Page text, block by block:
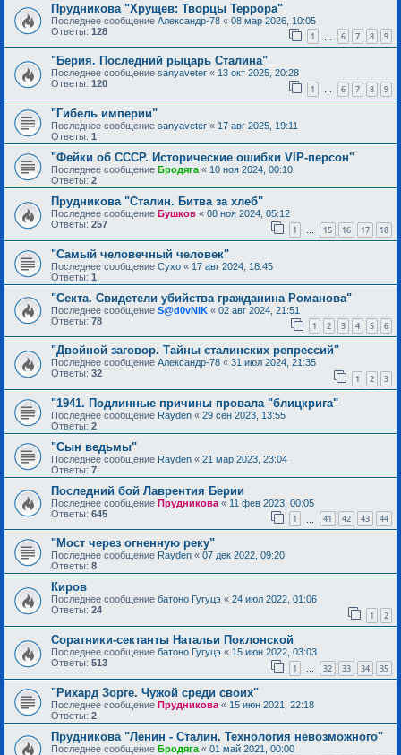
Прудникова "Хрущев: Творцы Террора"
Последнее сообщение Александр-78 « 08 мар 2026, 10:05
Ответы: 128 1 6 7 8 9
"Берия. Последний рыцарь Сталина"
Последнее сообщение sanyaveter « 13 окт 2025, 20:28
Ответы: 120 1 … 6 7 8 9
"Гибель империи"
Последнее сообщение sanyaveter « 17 авг 2025, 19:11
Ответы: 1
"Фейки об СССР. Исторические ошибки VIP-персон"
Последнее сообщение Бродяга « 10 ноя 2024, 00:10
Ответы: 2
Прудникова "Сталин. Битва за хлеб"
Последнее сообщение Бушков « 08 ноя 2024, 05:12
Ответы: 257 1 … 15 16 17 18
"Самый человечный человек"
Последнее сообщение Сухо « 17 авг 2024, 18:45
Ответы: 1
"Секта. Свидетели убийства гражданина Романова"
Последнее сообщение S@d0vNIK « 02 авг 2024, 21:51
Ответы: 78 1 2 3 4 5 6
"Двойной заговор. Тайны сталинских репрессий"
Последнее сообщение Александр-78 « 31 июл 2024, 21:35
Ответы: 32 1 2 3
"1941. Подлинные причины провала "блицкрига"
Последнее сообщение Rayden « 29 сен 2023, 13:55
Ответы: 2
"Сын ведьмы"
Последнее сообщение Rayden « 21 мар 2023, 23:04
Ответы: 7
Последний бой Лаврентия Берии
Последнее сообщение Прудникова « 11 фев 2023, 00:05
Ответы: 645 1 41 42 43 44
"Мост через огненную реку"
Последнее сообщение Rayden « 07 дек 2022, 09:20
Ответы: 8
Киров
Последнее сообщение батоно Гугуцэ « 24 июл 2022, 01:06
Ответы: 24 1 2
Соратники-сектанты Натальи Поклонской
Последнее сообщение батоно Гугуцэ « 15 июн 2022, 03:03
Ответы: 513 1 … 32 33 34 35
"Рихард Зорге. Чужой среди своих"
Последнее сообщение Прудникова « 15 июн 2021, 22:18
Ответы: 2
Прудникова "Ленин - Сталин. Технология невозможного"
Последнее сообщение Бродяга « 01 май 2021, 00:00